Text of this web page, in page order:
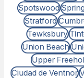
Spotswood
Stratford
Tewksbury
Union Beach
Upper
Ciudad de Ventnor